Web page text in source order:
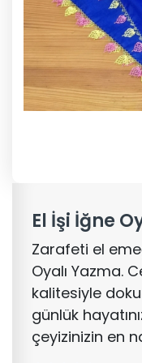
El İşi İğne
Zarafeti el
Oyalı Yazma.
kalitesiyle
günlük
çeyizinizin en